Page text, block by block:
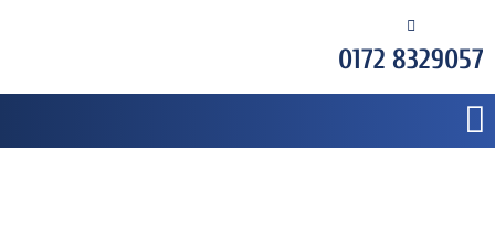
0172 8329057